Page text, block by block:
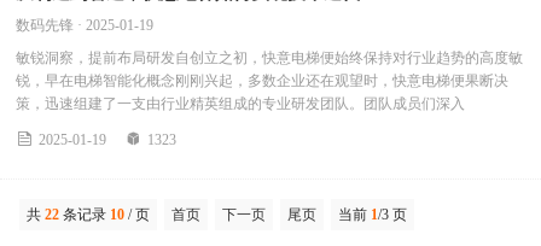
数码先锋 · 2025-01-19
敏锐洞察，提前布局研发自创立之初，快意电梯便始终保持对行业趋势的高度敏
锐，早在电梯智能化概念刚刚兴起，多数企业还在观望时，快意电梯便果断决
策，迅速组建了一支由行业精英组成的专业研发团队。团队成员们深入
 2025-01-19  1323
共22 条记录 10 / 页 首页 下一页 尾页 当前 1/3 页